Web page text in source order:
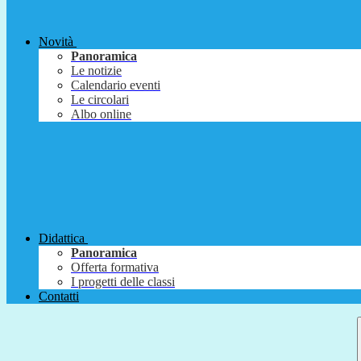
Novità
Panoramica
Le notizie
Calendario eventi
Le circolari
Albo online
Didattica
Panoramica
Offerta formativa
I progetti delle classi
Contatti